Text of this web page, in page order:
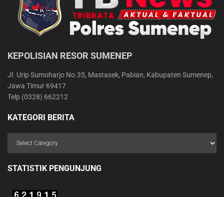
KEPOLISIAN RESOR SUMENEP
Jl. Urip Sumoharjo No.35, Mastasek, Pabian, Kabupaten Sumenep,
Jawa Timur 69417
Telp (0328) 662212
KATEGORI BERITA
STATISTIK PENGUNJUNG